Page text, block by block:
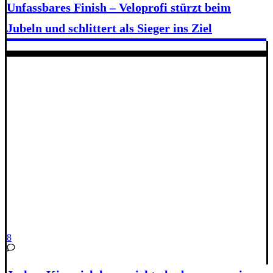
Unfassbares Finish – Veloprofi stürzt beim
Jubeln und schlittert als Sieger ins Ziel
8